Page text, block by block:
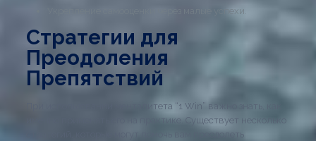
Укрепление самооценки через малые успехи.
Стратегии для
Преодоления
Препятствий
При использовании менталитета “1 Win” важно знать, как
именно применять его на практике. Существует несколько
стратегий, которые могут помочь вам преодолеть